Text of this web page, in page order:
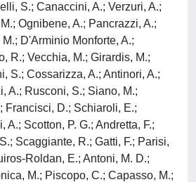
S.; Canaccini, A.; Verzuri, A.;
Ognibene, A.; Pancrazzi, A.;
D'Arminio Monforte, A.;
R.; Vecchia, M.; Girardis, M.;
S.; Cossarizza, A.; Antinori, A.;
A.; Rusconi, S.; Siano, M.;
Francisci, D.; Schiaroli, E.;
A.; Scotton, P. G.; Andretta, F.;
Scaggiante, R.; Gatti, F.; Parisi,
Roldan, E.; Antoni, M. D.;
M.; Piscopo, C.; Capasso, M.;